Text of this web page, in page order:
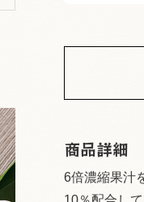
商品詳細
6倍濃縮果汁